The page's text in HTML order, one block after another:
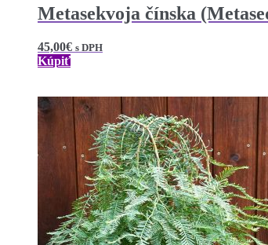
Metasekvoja čínska
45,00€ s DPH
Kúpiť